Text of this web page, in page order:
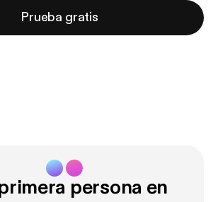
Prueba gratis
persona en